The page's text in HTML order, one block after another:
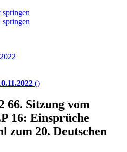
()
66. Sitzung vom
16: Einsprüche
zum 20. Deutschen